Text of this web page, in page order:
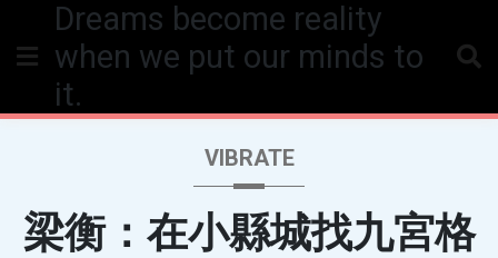
content
Dreams become reality
when we put our minds to
it.
VIBRATE
梁衡：在小縣城找九宮格